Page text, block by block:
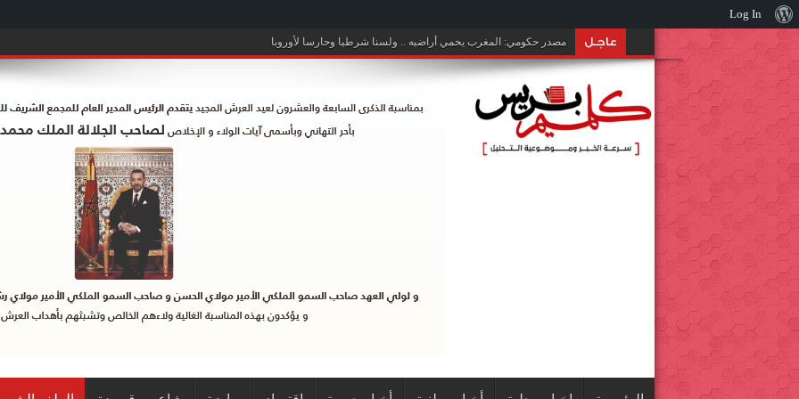
عاجـل مصدر حكومي: المغرب يحمي أراضيه .. ولسنا شرطيا وحارسا لأوروبا
نبذةLog In